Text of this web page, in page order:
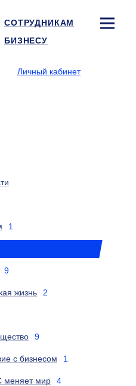
СОТРУДНИКАМ
БИЗНЕСУ
Личный кабинет
1
9
жизнь 2
9
с бизнесом 1
мир 4